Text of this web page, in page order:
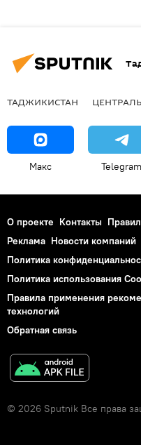
ТАДЖИКИСТАН
Макс Telegram
О проекте Контакты
Реклама Новости компаний
Политика
Политика использования
Правила применения
технологий
Обратная связь
© 2026 Sputnik Все права